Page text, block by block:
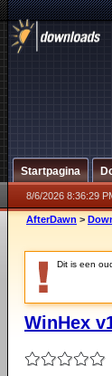
Startpagina
8/6/2026 8:36:29
AfterDawn >
Dit is een
WinHex